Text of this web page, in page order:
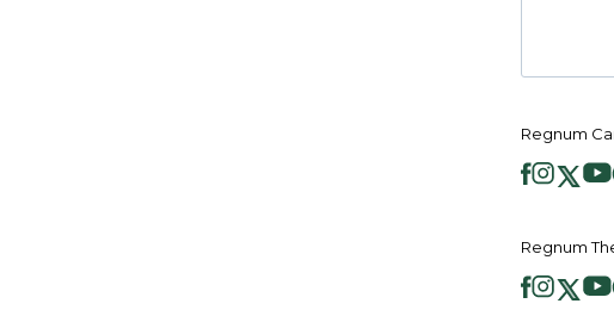
Regnum
Regnum